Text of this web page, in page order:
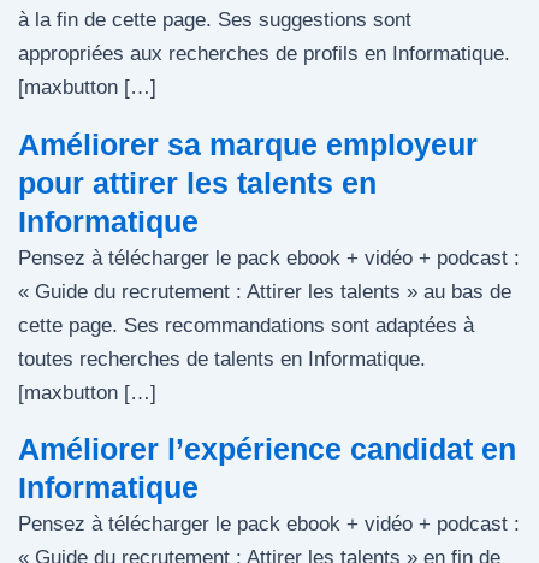
à la fin de cette page. Ses suggestions sont
appropriées aux recherches de profils en Informatique.
[maxbutton […]
Améliorer sa marque employeur
pour attirer les talents en
Informatique
Pensez à télécharger le pack ebook + vidéo + podcast :
« Guide du recrutement : Attirer les talents » au bas de
cette page. Ses recommandations sont adaptées à
toutes recherches de talents en Informatique.
[maxbutton […]
Améliorer l’expérience candidat en
Informatique
Pensez à télécharger le pack ebook + vidéo + podcast :
« Guide du recrutement : Attirer les talents » en fin de